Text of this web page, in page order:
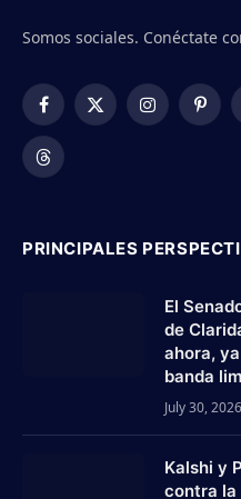
Somos sociales. Conéctate
Facebook
X
Instagram
Threads
PRINCIPALES
El
de
ahora,
banda
July 30, 2026
Kalshi y
contra la